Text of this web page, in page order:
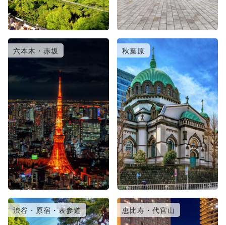
六本木・赤坂 秋葉原
渋谷・原宿・表参道 恵比寿・代官山